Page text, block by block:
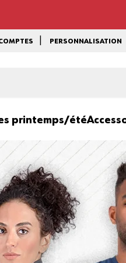
*Offre non cumulable avec toutes
PERSONNALISATION
printemps/été